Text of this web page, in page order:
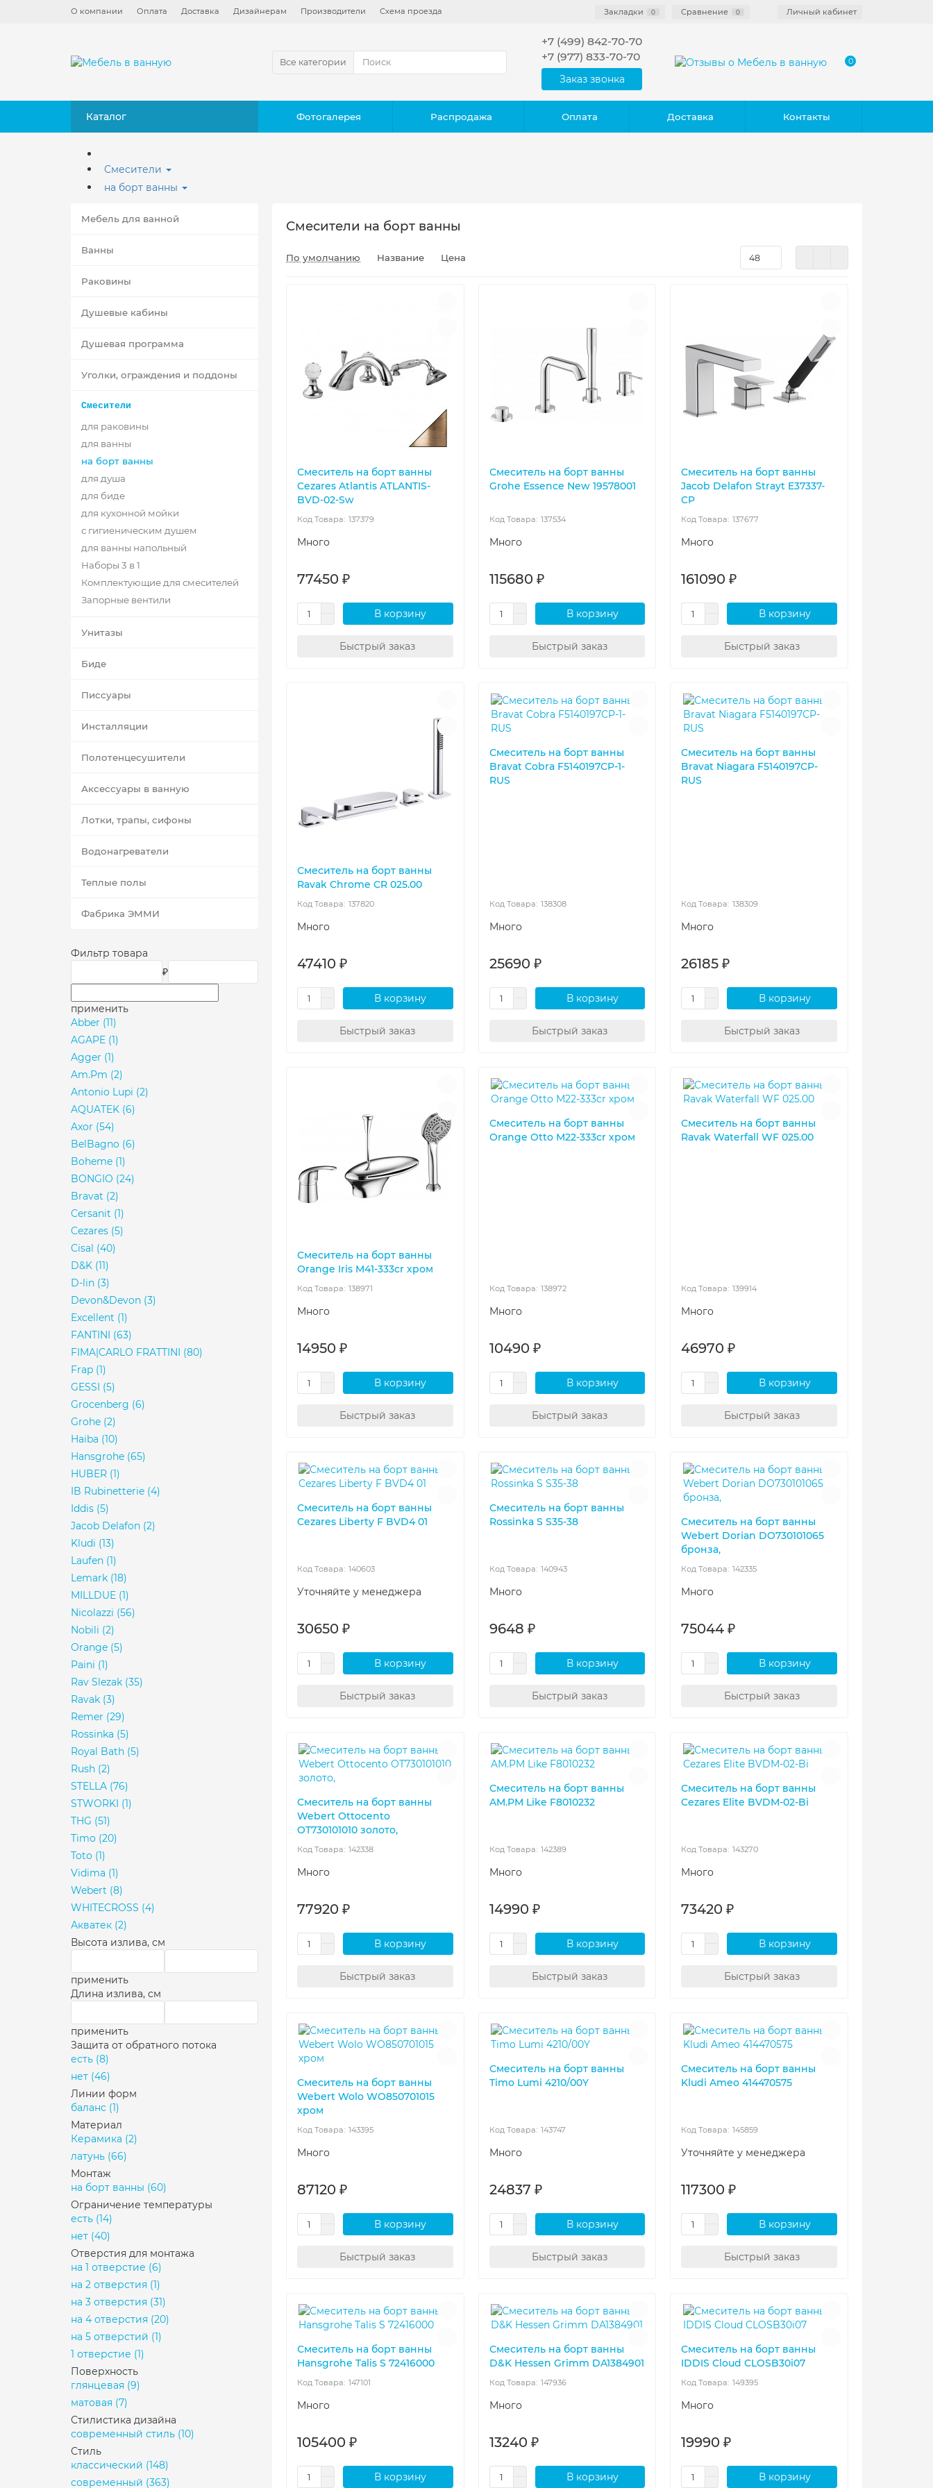
О компании Оплата Доставка Дизайнерам Производители Схема проезда Закладки 0 Сравнение 0 Личный кабинет
Все категории
+7 (499) 842-70-70
+7 (977) 833-70-70
Заказ звонка
0
Каталог Фотогалерея Распродажа Оплата Доставка Контакты
Смесители
на борт ванны
Мебель для ванной
Ванны
Раковины
Душевые кабины
Душевая программа
Уголки, ограждения и поддоны
Смесители
для раковины
для ванны
на борт ванны
для душа
для биде
для кухонной мойки
с гигиеническим душем
для ванны напольный
Наборы 3 в 1
Комплектующие для смесителей
Запорные вентили
Унитазы
Биде
Писсуары
Инсталляции
Полотенцесушители
Аксессуары в ванную
Лотки, трапы, сифоны
Водонагреватели
Теплые полы
Фабрика ЭММИ
Фильтр товара
₽
применить
Abber (11)
AGAPE (1)
Agger (1)
Am.Pm (2)
Antonio Lupi (2)
AQUATEK (6)
Axor (54)
BelBagno (6)
Boheme (1)
BONGIO (24)
Bravat (2)
Cersanit (1)
Cezares (5)
Cisal (40)
D&K (11)
D-lin (3)
Devon&Devon (3)
Excellent (1)
FANTINI (63)
FIMA|CARLO FRATTINI (80)
Frap (1)
GESSI (5)
Grocenberg (6)
Grohe (2)
Haiba (10)
Hansgrohe (65)
HUBER (1)
IB Rubinetterie (4)
Iddis (5)
Jacob Delafon (2)
Kludi (13)
Laufen (1)
Lemark (18)
MILLDUE (1)
Nicolazzi (56)
Nobili (2)
Orange (5)
Paini (1)
Rav Slezak (35)
Ravak (3)
Remer (29)
Rossinka (5)
Royal Bath (5)
Rush (2)
STELLA (76)
STWORKI (1)
THG (51)
Timo (20)
Toto (1)
Vidima (1)
Webert (8)
WHITECROSS (4)
Акватек (2)
Высота излива, см
применить
Длина излива, см
применить
Защита от обратного потока
есть (8)
нет (46)
Линии форм
баланс (1)
Материал
Керамика (2)
латунь (66)
Монтаж
на борт ванны (60)
Ограничение температуры
есть (14)
нет (40)
Отверстия для монтажа
на 1 отверстие (6)
на 2 отверстия (1)
на 3 отверстия (31)
на 4 отверстия (20)
на 5 отверстий (1)
1 отверстие (1)
Поверхность
глянцевая (9)
матовая (7)
Стилистика дизайна
современный стиль (10)
Стиль
классический (148)
современный (363)
Смесители на борт ванны
По умолчанию Название Цена
Смеситель на борт ванны
Cezares Atlantis ATLANTIS-
BVD-02-Sw
137379
Много
77450 ₽
В корзину
Быстрый заказ
Смеситель на борт ванны
Grohe Essence New 19578001
137534
Много
115680 ₽
В корзину
Быстрый заказ
Смеситель на борт ванны
Jacob Delafon Strayt E37337-
CP
137677
Много
161090 ₽
В корзину
Быстрый заказ
Смеситель на борт ванны
Ravak Chrome CR 025.00
137820
Много
47410 ₽
В корзину
Быстрый заказ
Смеситель на борт ванны
Bravat Cobra F5140197CP-1-
RUS
138308
Много
25690 ₽
В корзину
Быстрый заказ
Смеситель на борт ванны
Bravat Niagara F5140197CP-
RUS
138309
Много
26185 ₽
В корзину
Быстрый заказ
Смеситель на борт ванны
Orange Iris M41-333cr хром
138971
Много
14950 ₽
В корзину
Быстрый заказ
Смеситель на борт ванны
Orange Otto М22-333cr хром
138972
Много
10490 ₽
В корзину
Быстрый заказ
Смеситель на борт ванны
Ravak Waterfall WF 025.00
139914
Много
46970 ₽
В корзину
Быстрый заказ
Смеситель на борт ванны
Cezares Liberty F BVD4 01
140603
Уточняйте у менеджера
30650 ₽
В корзину
Быстрый заказ
Смеситель на борт ванны
Rossinka S S35-38
140943
Много
9648 ₽
В корзину
Быстрый заказ
Смеситель на борт ванны
Webert Dorian DO730101065
бронза,
142335
Много
75044 ₽
В корзину
Быстрый заказ
Смеситель на борт ванны
Webert Ottocento
OT730101010 золото,
142338
Много
77920 ₽
В корзину
Быстрый заказ
Смеситель на борт ванны
AM.PM Like F8010232
142389
Много
14990 ₽
В корзину
Быстрый заказ
Смеситель на борт ванны
Cezares Elite BVDM-02-Bi
143270
Много
73420 ₽
В корзину
Быстрый заказ
Смеситель на борт ванны
Webert Wolo WO850701015
хром
143395
Много
87120 ₽
В корзину
Быстрый заказ
Смеситель на борт ванны
Timo Lumi 4210/00Y
143747
Много
24837 ₽
В корзину
Быстрый заказ
Смеситель на борт ванны
Kludi Ameo 414470575
145859
Уточняйте у менеджера
117300 ₽
В корзину
Быстрый заказ
Смеситель на борт ванны
Hansgrohe Talis S 72416000
147101
Много
105400 ₽
В корзину
Смеситель на борт ванны
D&K Hessen Grimm DA1384901
147936
Много
13240 ₽
В корзину
Смеситель на борт ванны
IDDIS Cloud CLOSB30i07
149395
Много
19990 ₽
В корзину